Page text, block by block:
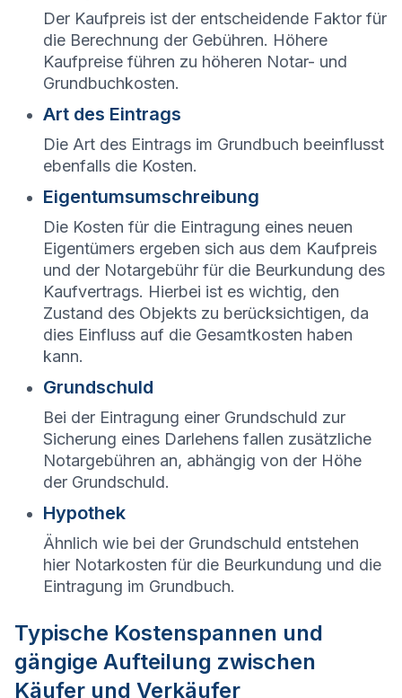
Der Kaufpreis ist der entscheidende Faktor für
die Berechnung der Gebühren. Höhere
Kaufpreise führen zu höheren Notar- und
Grundbuchkosten.
Art des Eintrags
Die Art des Eintrags im Grundbuch beeinflusst
ebenfalls die Kosten.
Eigentumsumschreibung
Die Kosten für die Eintragung eines neuen
Eigentümers ergeben sich aus dem Kaufpreis
und der Notargebühr für die Beurkundung des
Kaufvertrags. Hierbei ist es wichtig, den
Zustand des Objekts zu berücksichtigen, da
dies Einfluss auf die Gesamtkosten haben
kann.
Grundschuld
Bei der Eintragung einer Grundschuld zur
Sicherung eines Darlehens fallen zusätzliche
Notargebühren an, abhängig von der Höhe
der Grundschuld.
Hypothek
Ähnlich wie bei der Grundschuld entstehen
hier Notarkosten für die Beurkundung und die
Eintragung im Grundbuch.
Typische Kostenspannen und
gängige Aufteilung zwischen
Käufer und Verkäufer